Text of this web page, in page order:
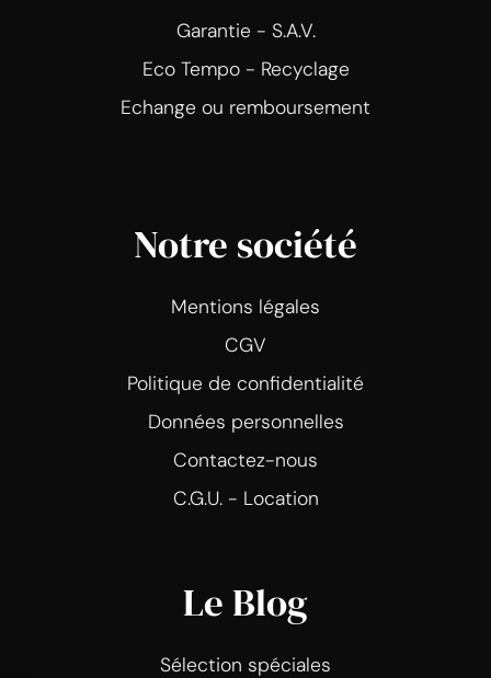
Garantie - S.A.V.
Eco Tempo - Recyclage
Echange ou remboursement
Notre société
Mentions légales
CGV
Politique de confidentialité
Données personnelles
Contactez-nous
C.G.U. - Location
Le Blog
Sélection spéciales